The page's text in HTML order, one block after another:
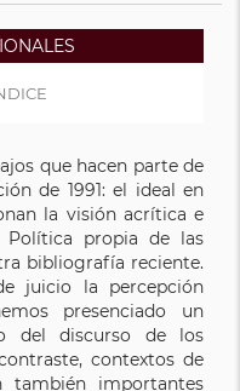
que hacen parte de
de 1991: el ideal en
la visión acrítica e
Política propia de las
bibliografía reciente.
juicio la percepción
presenciado un
del discurso de los
contextos de
también importantes